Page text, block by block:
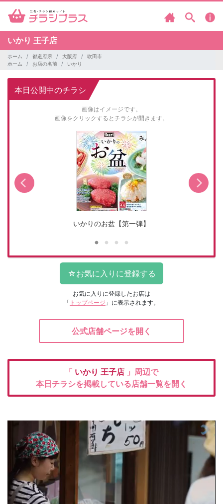
いかり 王子店
ホーム 都道府県 大阪府
吹田市
ホーム
お店の名前 いかり
本日公開中のチラシ
画像はイメージです。
画像をクリックするとチラシが開きます。
いかりのお盆【第一弾】
お気に入りに登録したお店は
「 トップページ 」に表示されます。
公式店舗ページを開く
「 いかり 王子店 」周辺で
本日チラシを掲載している店舗一覧を開く